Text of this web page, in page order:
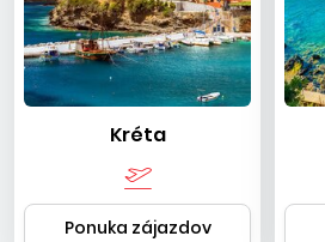
Kréta
Ponuka zájazdov